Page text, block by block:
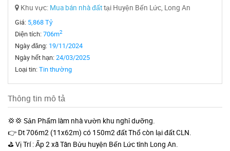
Khu vực: Mua bán nhà đấttại Huyện Bến Lức, Long An
Giá: 5,868 Tỷ
Diện tích:706m2
Ngày đăng: 19/11/2024
Ngày hết hạn:24/03/2025
Loại tin:Tin thường
Thông tin mô tả
💢💢 Sản Phẩm làm nhà vườn khu nghỉ dưỡng.
👉 Dt 706m2 (11x62m) có 150m2 đất Thổ còn lại đất CLN.
⛳️ Vị Trí : Ấp 2 xã Tân Bửu huyện Bến Lức tỉnh Long An.